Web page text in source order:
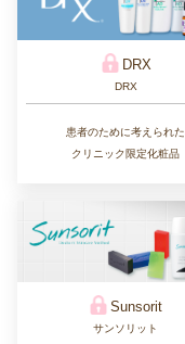
DRX
DRX
患者のために考えられた
クリニック限定化粧品
Sunsorit
サンソリット